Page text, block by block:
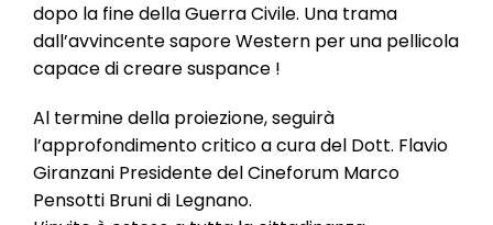
dopo la fine della Guerra Civile. Una trama
dall’avvincente sapore Western per una pellicola
capace di creare suspance !
Al termine della proiezione, seguirà
l’approfondimento critico a cura del Dott. Flavio
Giranzani Presidente del Cineforum Marco
Pensotti Bruni di Legnano.